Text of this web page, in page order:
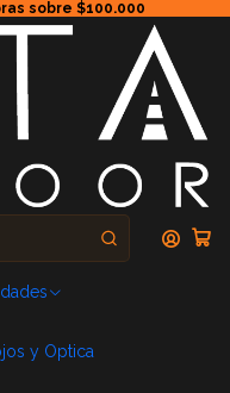
sobre $100.000
y Optica